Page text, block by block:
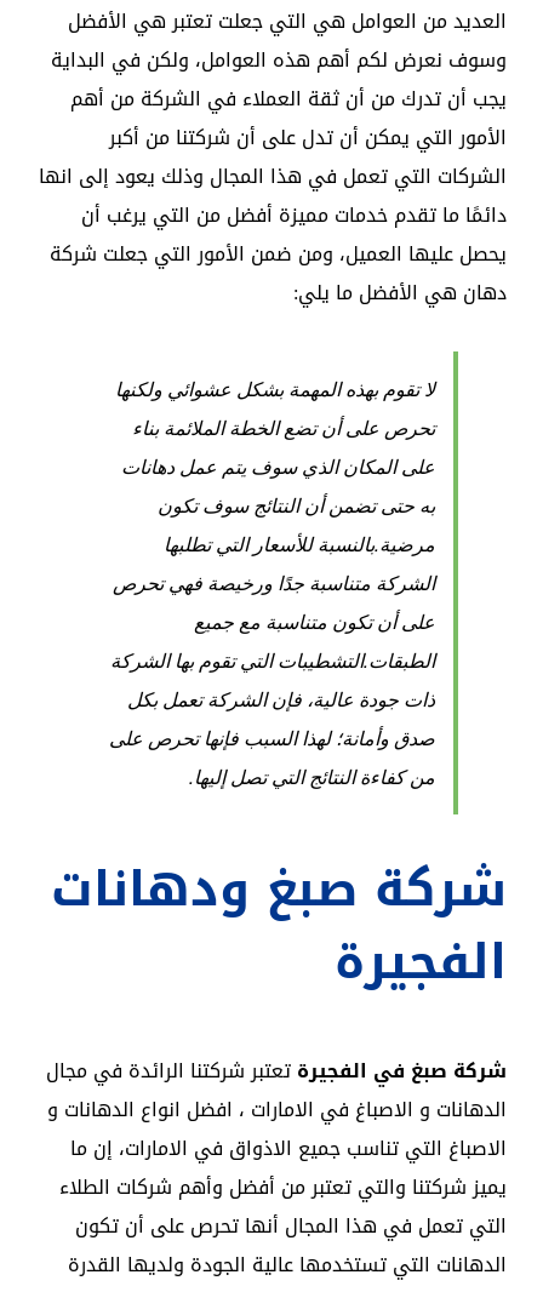
العديد من العوامل هي التي جعلت تعتبر هي الأفضل
وسوف نعرض لكم أهم هذه العوامل، ولكن في البداية
يجب أن تدرك من أن ثقة العملاء في الشركة من أهم
الأمور التي يمكن أن تدل على أن شركتنا من أكبر
الشركات التي تعمل في هذا المجال وذلك يعود إلى انها
دائمًا ما تقدم خدمات مميزة أفضل من التي يرغب أن
يحصل عليها العميل، ومن ضمن الأمور التي جعلت شركة
دهان هي الأفضل ما يلي:
لا تقوم بهذه المهمة بشكل عشوائي ولكنها
تحرص على أن تضع الخطة الملائمة بناء
على المكان الذي سوف يتم عمل دهانات
به حتى تضمن أن النتائج سوف تكون
مرضية.بالنسبة للأسعار التي تطلبها
الشركة متناسبة جدًا ورخيصة فهي تحرص
على أن تكون متناسبة مع جميع
الطبقات.التشطيبات التي تقوم بها الشركة
ذات جودة عالية، فإن الشركة تعمل بكل
صدق وأمانة؛ لهذا السبب فإنها تحرص على
من كفاءة النتائج التي تصل إليها.
‎شركة صبغ ودهانات
الفجيرة
شركة صبغ في الفجيرةتعتبر شركتنا الرائدة في مجال
الدهانات و الاصباغ في الامارات ، افضل انواع الدهانات و
الاصباغ التي تناسب جميع الاذواق في الامارات، إن ما
يميز شركتنا والتي تعتبر من أفضل وأهم شركات الطلاء
التي تعمل في هذا المجال أنها تحرص على أن تكون
الدهانات التي تستخدمها عالية الجودة ولديها القدرة